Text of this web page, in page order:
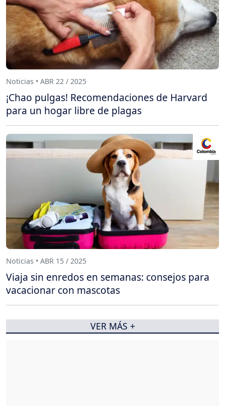
Noticias • ABR 22 / 2025
¡Chao pulgas! Recomendaciones de Harvard
para un hogar libre de plagas
Noticias • ABR 15 / 2025
Viaja sin enredos en semanas: consejos para
vacacionar con mascotas
VER MÁS +